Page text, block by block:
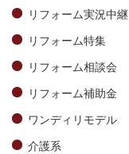
リフォーム実況中継
リフォーム特集
リフォーム相談会
リフォーム補助金
ワンディリモデル
介護系